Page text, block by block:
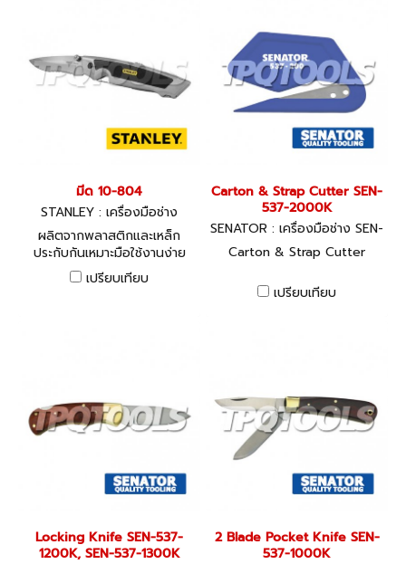
guide locator to provide
extra safety when changing
blades.
มีด 10-804
STANLEY : เครื่องมือช่าง
ผลิตจากพลาสติกและเหล็ก
ประกับกันเหมาะมือใช้งานง่าย
เปรียบเทียบ
Carton & Strap Cutter SEN-
537-2000K
SENATOR : เครื่องมือช่าง SEN-
537-2000K
Carton & Strap Cutter
เปรียบเทียบ
Locking Knife SEN-537-
1200K, SEN-537-1300K
2 Blade Pocket Knife SEN-
537-1000K